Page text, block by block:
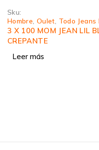
Sku:
Hombre Mujer Oulet ,
Polo oversize,Polo oversize
Todo Polos H
THORNS PLOMO